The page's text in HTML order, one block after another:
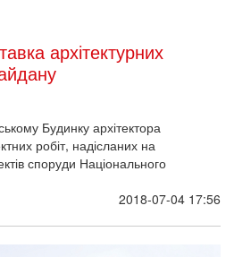
архітектурних
Будинку архітектора
робіт, надісланих на
споруди Національного
2018-07-04 17:56